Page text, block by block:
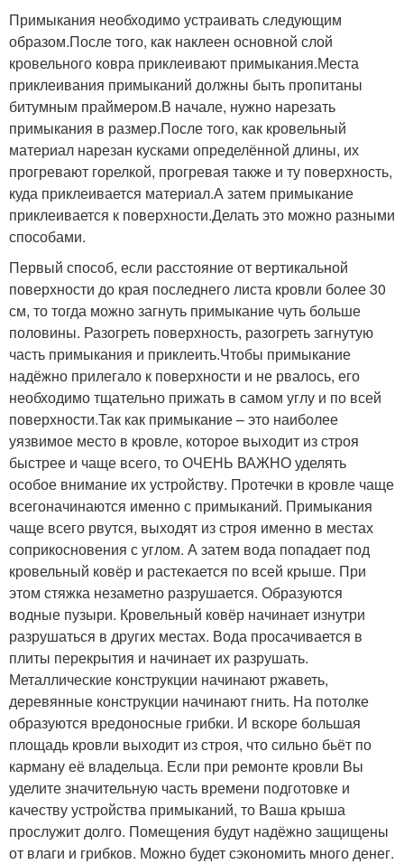
Примыкания необходимо устраивать следующим
образом.После того, как наклеен основной слой
кровельного ковра приклеивают примыкания.Места
приклеивания примыканий должны быть пропитаны
битумным праймером.В начале, нужно нарезать
примыкания в размер.После того, как кровельный
материал нарезан кусками определённой длины, их
прогревают горелкой, прогревая также и ту поверхность,
куда приклеивается материал.А затем примыкание
приклеивается к поверхности.Делать это можно разными
способами.
Первый способ, если расстояние от вертикальной
поверхности до края последнего листа кровли более 30
см, то тогда можно загнуть примыкание чуть больше
половины. Разогреть поверхность, разогреть загнутую
часть примыкания и приклеить.Чтобы примыкание
надёжно прилегало к поверхности и не рвалось, его
необходимо тщательно прижать в самом углу и по всей
поверхности.Так как примыкание – это наиболее
уязвимое место в кровле, которое выходит из строя
быстрее и чаще всего, то ОЧЕНЬ ВАЖНО уделять
особое внимание их устройству. Протечки в кровле чаще
всегоначинаются именно с примыканий. Примыкания
чаще всего рвутся, выходят из строя именно в местах
соприкосновения с углом. А затем вода попадает под
кровельный ковёр и растекается по всей крыше. При
этом стяжка незаметно разрушается. Образуются
водные пузыри. Кровельный ковёр начинает изнутри
разрушаться в других местах. Вода просачивается в
плиты перекрытия и начинает их разрушать.
Металлические конструкции начинают ржаветь,
деревянные конструкции начинают гнить. На потолке
образуются вредоносные грибки. И вскоре большая
площадь кровли выходит из строя, что сильно бьёт по
карману её владельца. Если при ремонте кровли Вы
уделите значительную часть времени подготовке и
качеству устройства примыканий, то Ваша крыша
прослужит долго. Помещения будут надёжно защищены
от влаги и грибков. Можно будет сэкономить много денег.